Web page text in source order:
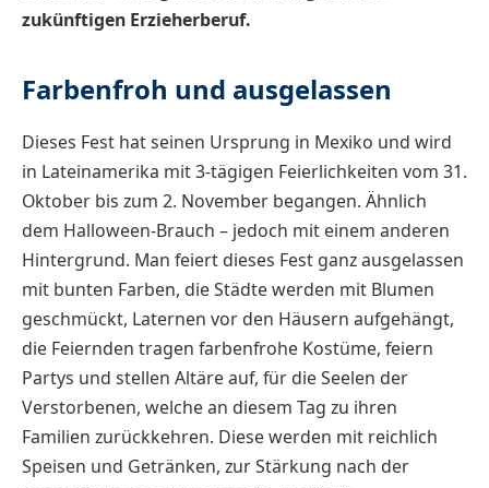
zukünftigen Erzieherberuf.
Farbenfroh und ausgelassen
Dieses Fest hat seinen Ursprung in Mexiko und wird
in Lateinamerika mit 3-tägigen Feierlichkeiten vom 31.
Oktober bis zum 2. November begangen. Ähnlich
dem Halloween-Brauch – jedoch mit einem anderen
Hintergrund. Man feiert dieses Fest ganz ausgelassen
mit bunten Farben, die Städte werden mit Blumen
geschmückt, Laternen vor den Häusern aufgehängt,
die Feiernden tragen farbenfrohe Kostüme, feiern
Partys und stellen Altäre auf, für die Seelen der
Verstorbenen, welche an diesem Tag zu ihren
Familien zurückkehren. Diese werden mit reichlich
Speisen und Getränken, zur Stärkung nach der